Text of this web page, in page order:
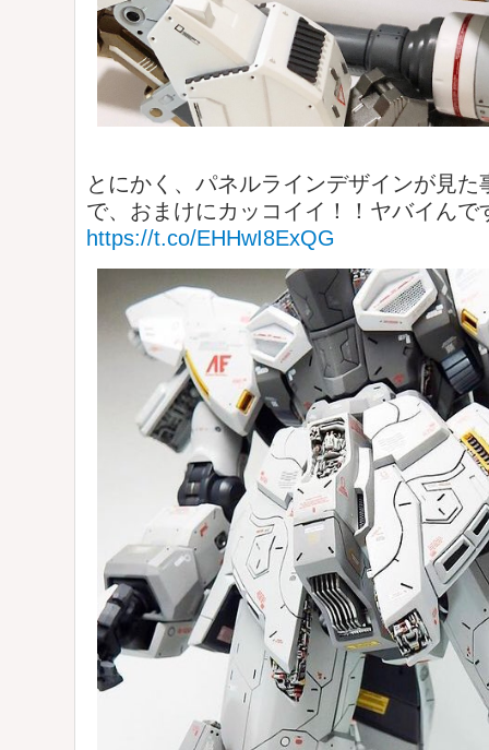
とにかく、パネルラインデザインが見た
で、おまけにカッコイイ！！ヤバイんで
https://t.co/EHHwI8ExQG